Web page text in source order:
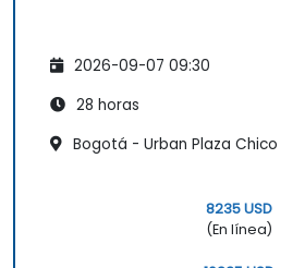
2026-09-07 09:30
28 horas
Bogotá - Urban Plaza Chico
8235 USD
(En línea)